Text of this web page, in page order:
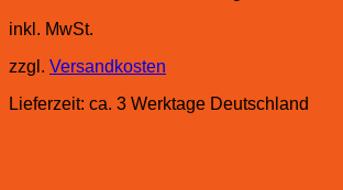
inkl. MwSt.
zzgl. Versandkosten
Lieferzeit: ca. 3 Werktage Deutschland